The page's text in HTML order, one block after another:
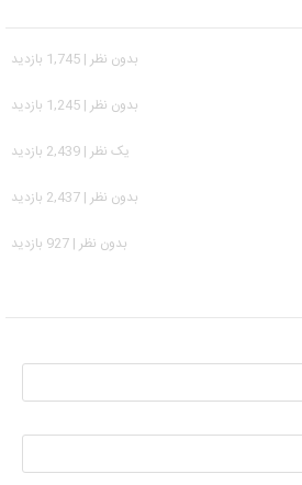
بدون نظر | 1,745 بازدید
بدون نظر | 1,245 بازدید
يک نظر | 2,439 بازدید
بدون نظر | 2,437 بازدید
بدون نظر | 927 بازدید